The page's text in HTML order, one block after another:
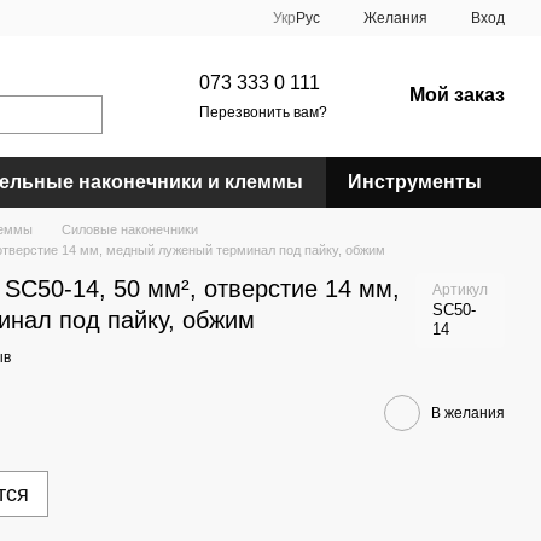
Укр Рус Желания Вход
073 333 0 111
Перезвонить вам?
Мой заказ
наконечники и клеммы Инструменты
Силовые наконечники
14 мм, медный луженый терминал под пайку, обжим
14, 50 мм², отверстие 14 мм,
под пайку, обжим
Артикул
SC50-
14
В желания